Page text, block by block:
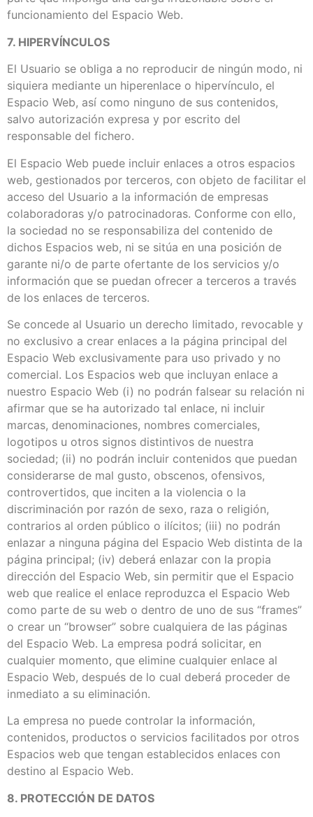
funcionamiento del Espacio Web.
7. HIPERVÍNCULOS
El Usuario se obliga a no reproducir de ningún modo, ni
siquiera mediante un hiperenlace o hipervínculo, el
Espacio Web, así como ninguno de sus contenidos,
salvo autorización expresa y por escrito del
responsable del fichero.
El Espacio Web puede incluir enlaces a otros espacios
web, gestionados por terceros, con objeto de facilitar el
acceso del Usuario a la información de empresas
colaboradoras y/o patrocinadoras. Conforme con ello,
la sociedad no se responsabiliza del contenido de
dichos Espacios web, ni se sitúa en una posición de
garante ni/o de parte ofertante de los servicios y/o
información que se puedan ofrecer a terceros a través
de los enlaces de terceros.
Se concede al Usuario un derecho limitado, revocable y
no exclusivo a crear enlaces a la página principal del
Espacio Web exclusivamente para uso privado y no
comercial. Los Espacios web que incluyan enlace a
nuestro Espacio Web (i) no podrán falsear su relación ni
afirmar que se ha autorizado tal enlace, ni incluir
marcas, denominaciones, nombres comerciales,
logotipos u otros signos distintivos de nuestra
sociedad; (ii) no podrán incluir contenidos que puedan
considerarse de mal gusto, obscenos, ofensivos,
controvertidos, que inciten a la violencia o la
discriminación por razón de sexo, raza o religión,
contrarios al orden público o ilícitos; (iii) no podrán
enlazar a ninguna página del Espacio Web distinta de la
página principal; (iv) deberá enlazar con la propia
dirección del Espacio Web, sin permitir que el Espacio
web que realice el enlace reproduzca el Espacio Web
como parte de su web o dentro de uno de sus “frames”
o crear un “browser” sobre cualquiera de las páginas
del Espacio Web. La empresa podrá solicitar, en
cualquier momento, que elimine cualquier enlace al
Espacio Web, después de lo cual deberá proceder de
inmediato a su eliminación.
La empresa no puede controlar la información,
contenidos, productos o servicios facilitados por otros
Espacios web que tengan establecidos enlaces con
destino al Espacio Web.
8. PROTECCIÓN DE DATOS